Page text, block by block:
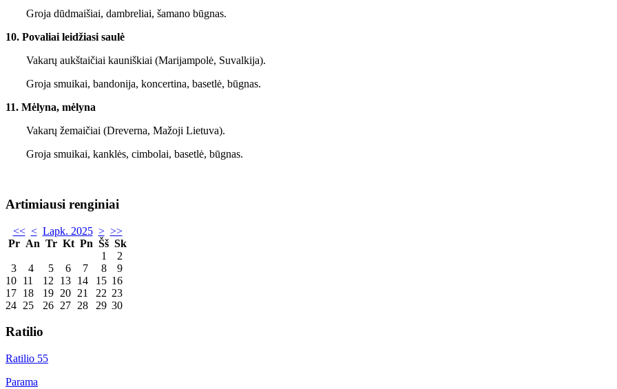
Groja dūdmaišiai, dambreliai, šamano būgnas.
10. Povaliai leidžiasi saulė
Vakarų aukštaičiai kauniškiai (Marijampolė, Suvalkija).
Groja smuikai, bandonija, koncertina, basetlė, būgnas.
11. Mėlyna, mėlyna
Vakarų žemaičiai (Dreverna, Mažoji Lietuva).
Groja smuikai, kanklės, cimbolai, basetlė, būgnas.
Artimiausi renginiai
<< < Lapk. 2025 > >>
Pr An Tr Kt Pn Šš Sk
1
2
3
4 5 6 7 8
9
10 11 12 13 14 15 16
17 18 19 20 21 22 23
24 25 26 27 28 29 30
Ratilio
Ratilio 55
Parama